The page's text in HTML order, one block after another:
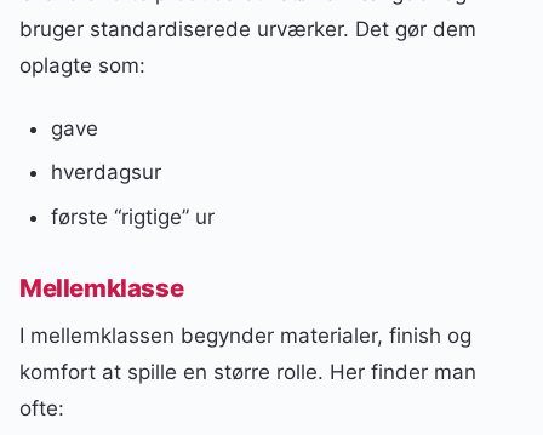
bruger standardiserede urværker. Det gør dem
oplagte som:
gave
hverdagsur
første “rigtige” ur
Mellemklasse
I mellemklassen begynder materialer, finish og
komfort at spille en større rolle. Her finder man
ofte: